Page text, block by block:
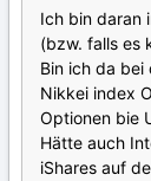
Ich bin daran
(bzw. falls es
Bin ich da
Nikkei index
Optionen bie
Hätte auch
iShares auf